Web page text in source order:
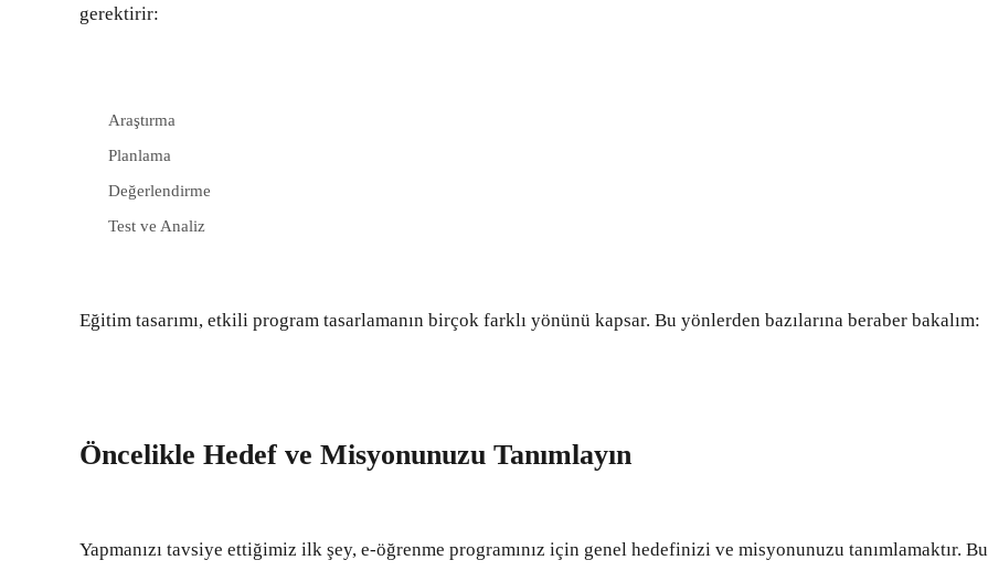
gerektirir:
Araştırma
Planlama
Değerlendirme
Test ve Analiz
Eğitim tasarımı, etkili program tasarlamanın birçok farklı yönünü kapsar. Bu yönlerden bazılarına beraber bakalım:
Öncelikle Hedef ve Misyonunuzu Tanımlayın
Yapmanızı tavsiye ettiğimiz ilk şey, e-öğrenme programınız için genel hedefinizi ve misyonunuzu tanımlamaktır. Bu